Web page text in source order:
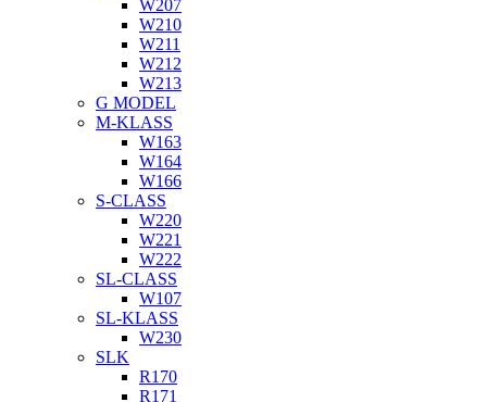
W207
W210
W211
W212
W213
G MODEL
M-KLASS
W163
W164
W166
S-CLASS
W220
W221
W222
SL-CLASS
W107
SL-KLASS
W230
SLK
R170
R171